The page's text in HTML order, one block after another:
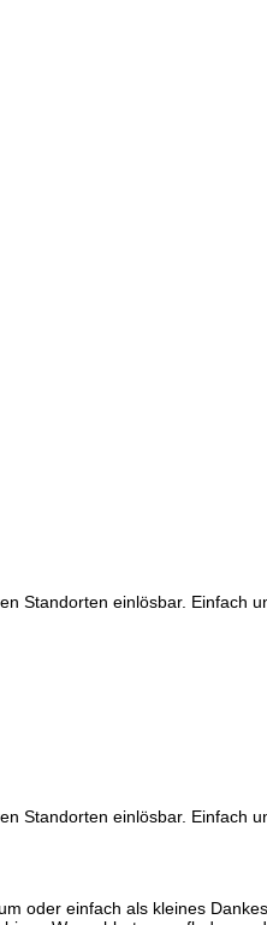
Standorten einlösbar. Einfach
Standorten einlösbar. Einfach
oder einfach als kleines